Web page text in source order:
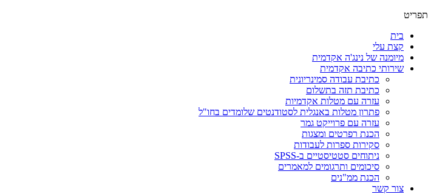
תפריט
בית
קצת עלי
מיומנה של נינג'ה אקדמית
שירותי כתיבה אקדמית
כתיבת עבודה סמינריונית
כתיבת תזה בתשלום
עזרה עם מטלות אקדמיות
פתרון מטלות באנגלית לסטודנטים שלומדים בחו"ל
עזרה עם פרוייקט גמר
הכנת רפרטים ומצגות
סקירות ספרות לעבודות
ניתוחים סטטיסטיים ב-SPSS
סיכומים ותרגומים למאמרים
הכנת ממ"נים
צור קשר